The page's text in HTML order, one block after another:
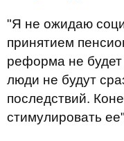
"Я не ожидаю
принятием
реформа не будет
люди не будут
последствий.
стимулировать